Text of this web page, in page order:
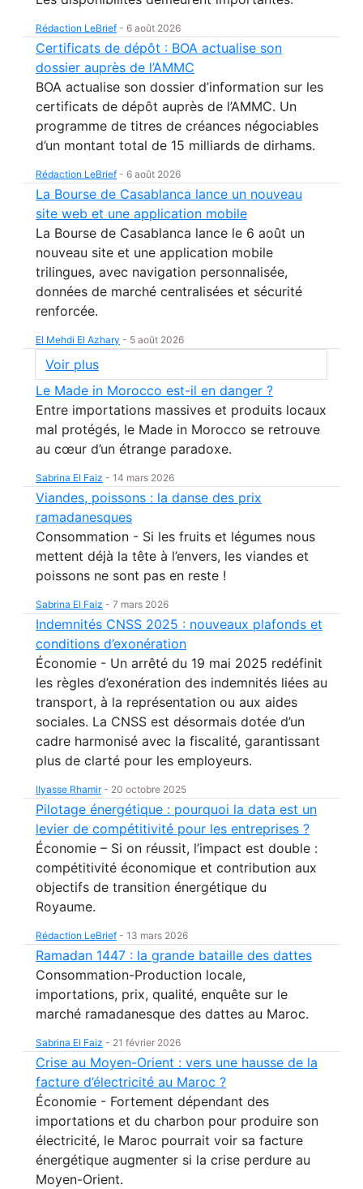
Rédaction LeBrief - 6 août 2026
Certificats de dépôt : BOA actualise son
dossier auprès de l’AMMC
BOA actualise son dossier d’information sur les
certificats de dépôt auprès de l’AMMC. Un
programme de titres de créances négociables
d’un montant total de 15 milliards de dirhams.
Rédaction LeBrief - 6 août 2026
La Bourse de Casablanca lance un nouveau
site web et une application mobile
La Bourse de Casablanca lance le 6 août un
nouveau site et une application mobile
trilingues, avec navigation personnalisée,
données de marché centralisées et sécurité
renforcée.
El Mehdi El Azhary - 5 août 2026
Voir plus
Le Made in Morocco est-il en danger ?
Entre importations massives et produits locaux
mal protégés, le Made in Morocco se retrouve
au cœur d’un étrange paradoxe.
Sabrina El Faiz - 14 mars 2026
Viandes, poissons : la danse des prix
ramadanesques
Consommation - Si les fruits et légumes nous
mettent déjà la tête à l’envers, les viandes et
poissons ne sont pas en reste !
Sabrina El Faiz - 7 mars 2026
Indemnités CNSS 2025 : nouveaux plafonds et
conditions d’exonération
Économie - Un arrêté du 19 mai 2025 redéfinit
les règles d’exonération des indemnités liées au
transport, à la représentation ou aux aides
sociales. La CNSS est désormais dotée d’un
cadre harmonisé avec la fiscalité, garantissant
plus de clarté pour les employeurs.
Ilyasse Rhamir- 20 octobre 2025
Pilotage énergétique : pourquoi la data est un
levier de compétitivité pour les entreprises ?
Économie – Si on réussit, l’impact est double :
compétitivité économique et contribution aux
objectifs de transition énergétique du
Royaume.
Rédaction LeBrief - 13 mars 2026
Ramadan 1447 : la grande bataille des dattes
Consommation-Production locale,
importations, prix, qualité, enquête sur le
marché ramadanesque des dattes au Maroc.
Sabrina El Faiz - 21 février 2026
Crise au Moyen-Orient : vers une hausse de la
facture d’électricité au Maroc ?
Économie - Fortement dépendant des
importations et du charbon pour produire son
électricité, le Maroc pourrait voir sa facture
énergétique augmenter si la crise perdure au
Moyen-Orient.